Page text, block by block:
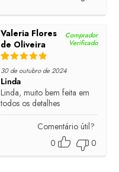
Valeria Flores
de Oliveira
Comprador
Verificado
Rated 5 out of 5
30 de outubro de 2024
Linda
Linda, muito bem feita em
todos os detalhes
Comentário útil?
0
0